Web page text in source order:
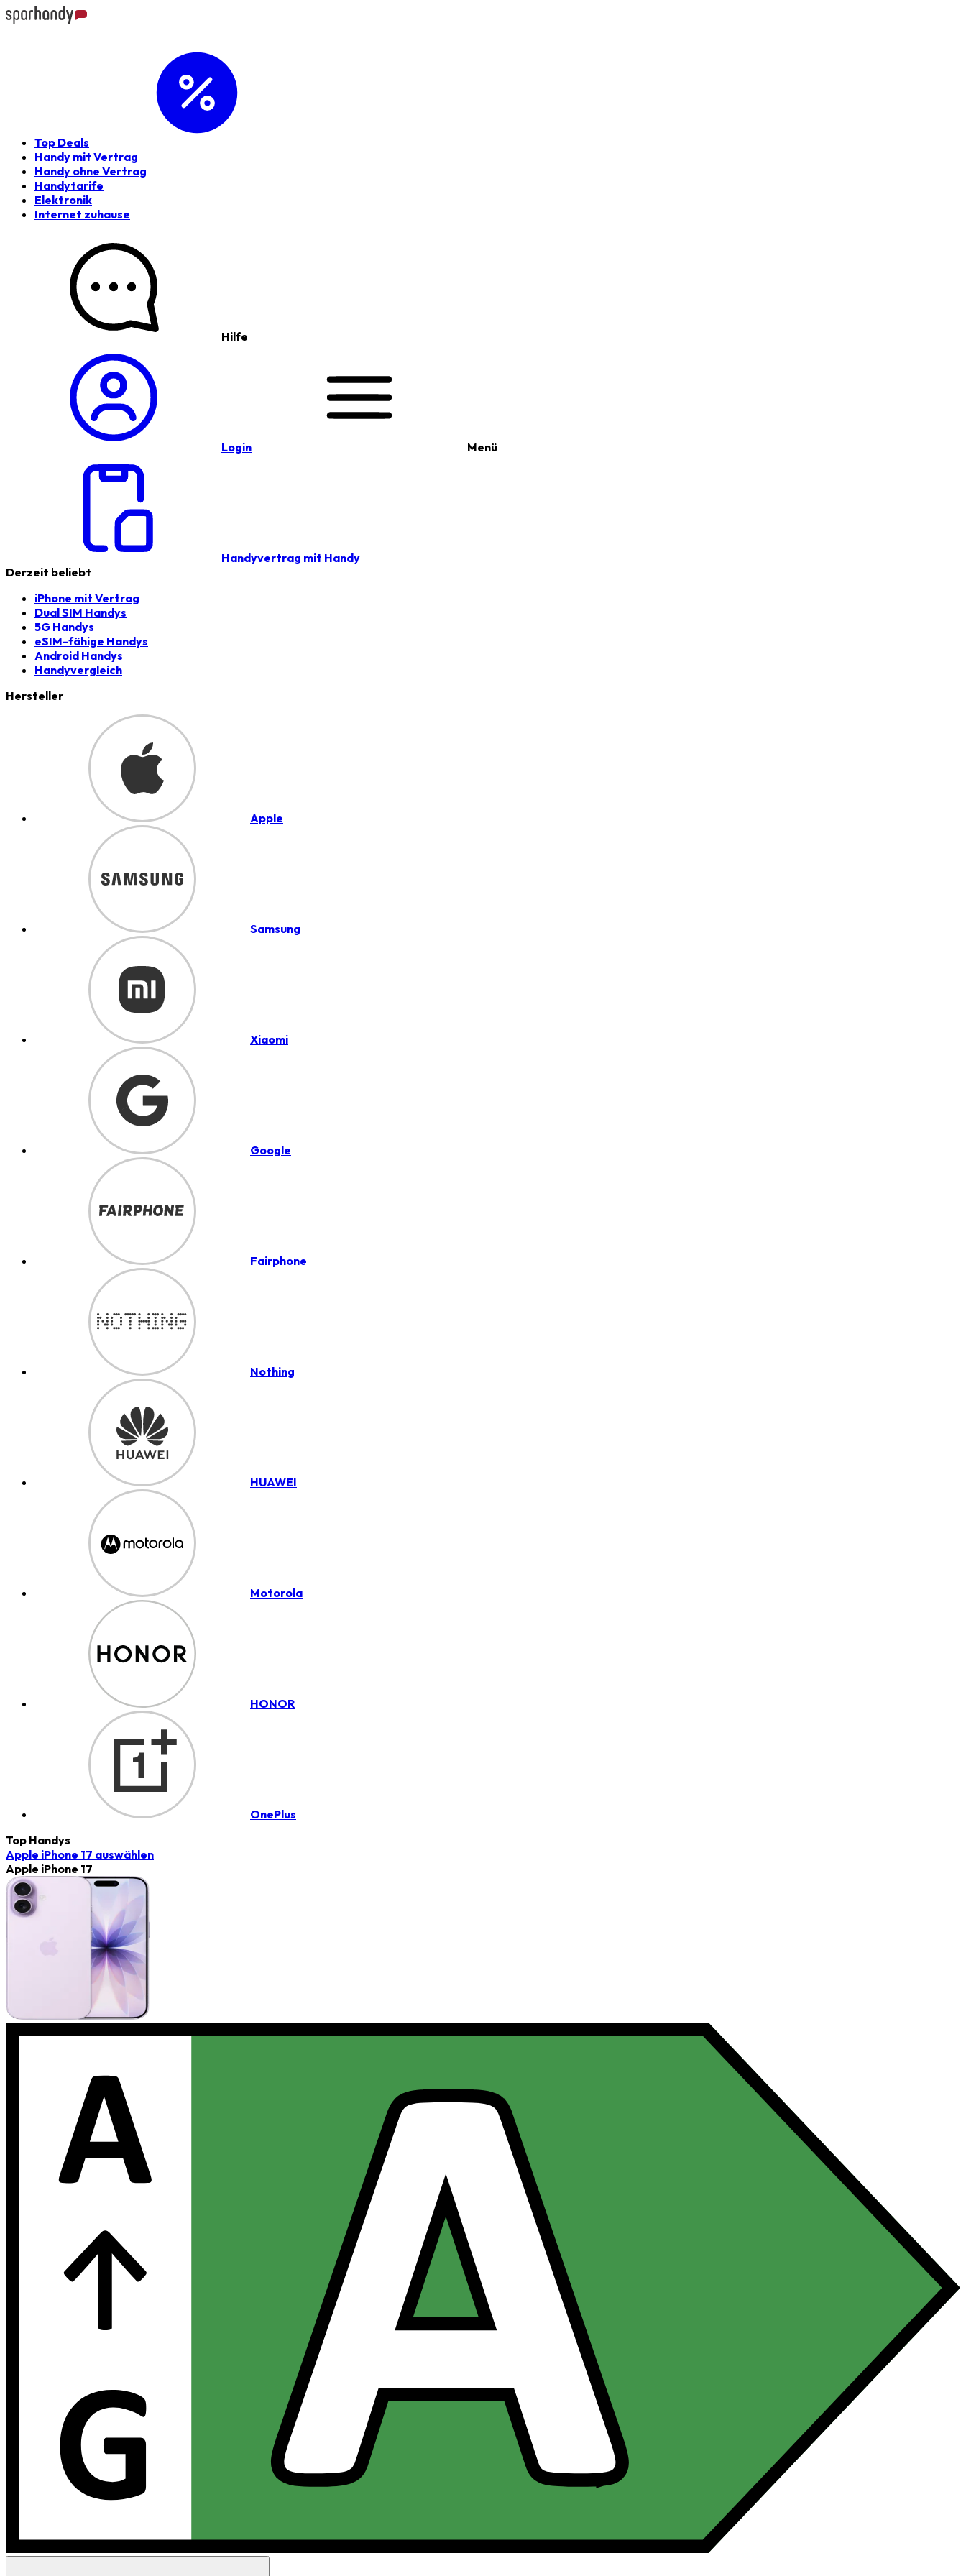
Top Deals
Handy mit Vertrag
Handy ohne Vertrag
Handytarife
Elektronik
Internet zuhause
Hilfe
Login Menü
Handyvertrag mit Handy
Derzeit beliebt
iPhone mit Vertrag
Dual SIM Handys
5G Handys
eSIM-fähige Handys
Android Handys
Handyvergleich
Hersteller
Apple
Samsung
Xiaomi
Google
Fairphone
Nothing
HUAWEI
Motorola
HONOR
OnePlus
Top Handys
Apple iPhone 17 auswählen
Apple iPhone 17